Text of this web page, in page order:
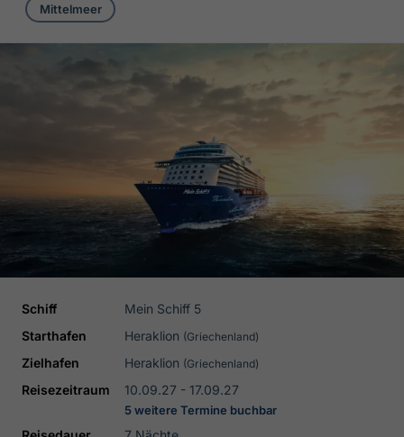
Mittelmeer
Schiff
Mein Schiff 5
Starthafen
Heraklion (Griechenland)
Zielhafen Heraklion (Griechenland)
Reisezeitraum 10.09.27 - 17.09.27
5 weitere Termine buchbar